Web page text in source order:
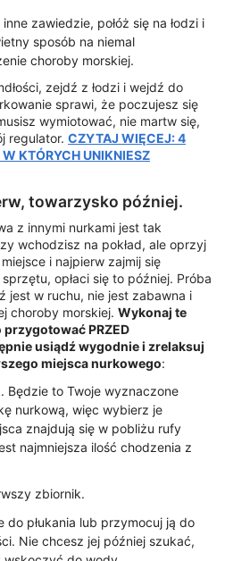
zawiedzie, połóż się na łodzi i
sposób na niemal
choroby morskiej.
zejdź z łodzi i wejdź do
sprawi, że poczujesz się
wymiotować, nie martw się,
regulator. CZYTAJ WIĘCEJ: 4
KTÓRYCH UNIKNIESZ
towarzysko później.
z innymi nurkami jest tak
wchodzisz na pokład, ale oprzyj
i najpierw zajmij się
opłaci się to później. Próba
jest w ruchu, nie jest zabawna i
choroby morskiej. Wykonaj te
PRZED
usiądź wygodnie i zrelaksuj
miejsca nurkowego:
Będzie to Twoje wyznaczone
nurkową, więc wybierz je
znajdują się w pobliżu rufy
najmniejsza ilość chodzenia z
zbiornik.
do płukania lub przymocuj ją do
Nie chcesz jej później szukać,